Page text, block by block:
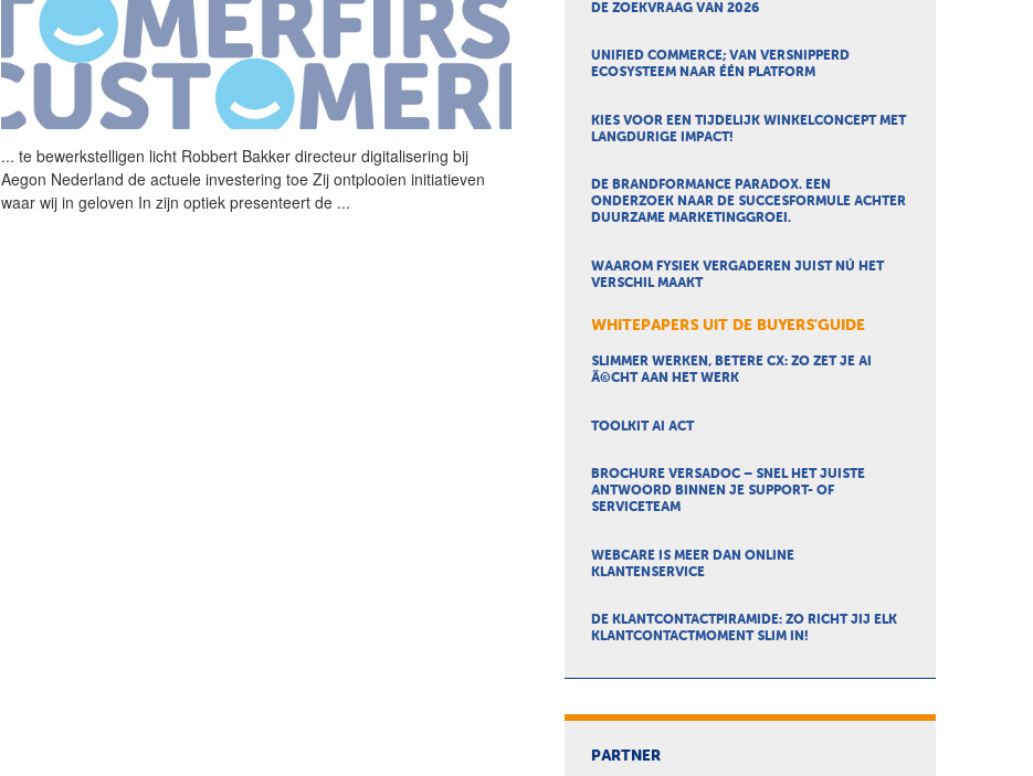
... te bewerkstelligen licht Robbert Bakker directeur digitalisering bij
Aegon Nederland de actuele investering toe Zij ontplooien initiatieven
waar wij in geloven In zijn optiek presenteert de ...
DE ZOEKVRAAG VAN 2026
UNIFIED COMMERCE; VAN VERSNIPPERD
ECOSYSTEEM NAAR ÉÉN PLATFORM
KIES VOOR EEN TIJDELIJK WINKELCONCEPT MET
LANGDURIGE IMPACT!
DE BRANDFORMANCE PARADOX. EEN
ONDERZOEK NAAR DE SUCCESFORMULE ACHTER
DUURZAME MARKETINGGROEI.
WAAROM FYSIEK VERGADEREN JUIST NÚ HET
VERSCHIL MAAKT
WHITEPAPERS UIT DE BUYERS'GUIDE
SLIMMER WERKEN, BETERE CX: ZO ZET JE AI
Ã©CHT AAN HET WERK
TOOLKIT AI ACT
BROCHURE VERSADOC – SNEL HET JUISTE
ANTWOORD BINNEN JE SUPPORT- OF
SERVICETEAM
WEBCARE IS MEER DAN ONLINE
KLANTENSERVICE
DE KLANTCONTACTPIRAMIDE: ZO RICHT JIJ ELK
KLANTCONTACTMOMENT SLIM IN!
PARTNER